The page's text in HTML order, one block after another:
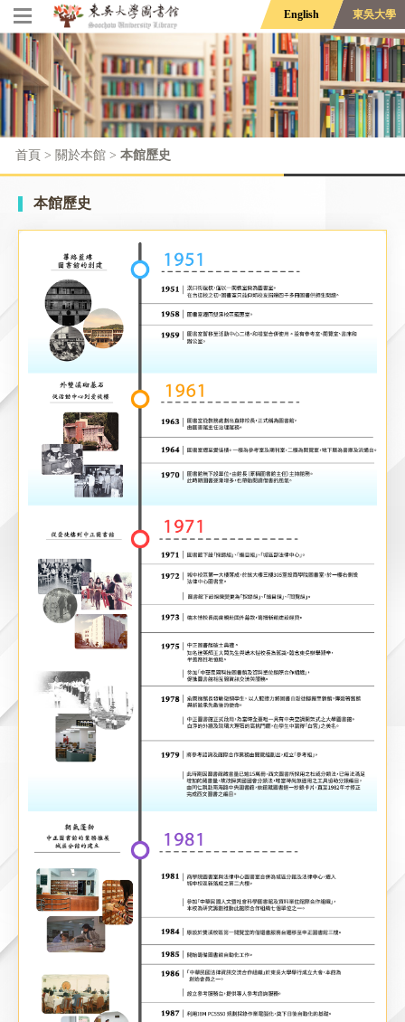
東吳大學
English
首頁 > 關於本館 > 本館歷史
本館歷史